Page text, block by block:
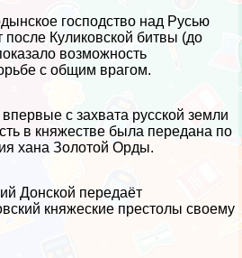
господство над Русью
Куликовской битвы (до
возможность
с общим врагом.
с захвата русской земли
в княжестве была передана по
хана Золотой Орды.
Донской передаёт
княжеские престолы своему